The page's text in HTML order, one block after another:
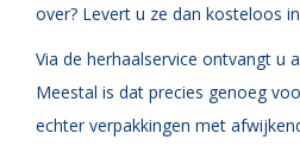
over? Levert u ze dan kosteloos
Via de herhaalservice ontvangt u
Meestal is dat precies genoeg
echter verpakkingen met